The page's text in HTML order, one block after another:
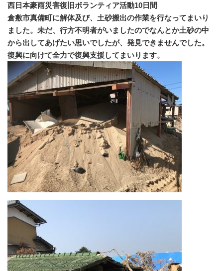
西日本豪雨災害復旧ボランティア活動10日間
倉敷市真備町に解体及び、土砂搬出の作業を行なってまいり
ました。未だ、行方不明者がいましたのでなんとか土砂の中
から出してあげたい思いでしたが、発見できませんでした。
復興に向けて全力で復興支援してまいります。